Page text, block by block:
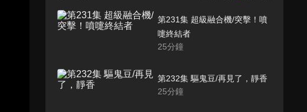
第231集 超級融合機/突擊！噴
嚏終結者
25分鐘
第232集 驅鬼豆/再見了，靜香
25分鐘